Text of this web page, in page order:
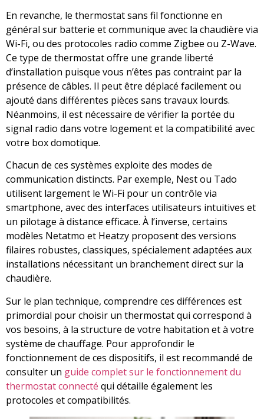
En revanche, le thermostat sans fil fonctionne en
général sur batterie et communique avec la chaudière via
Wi-Fi, ou des protocoles radio comme Zigbee ou Z-Wave.
Ce type de thermostat offre une grande liberté
d’installation puisque vous n’êtes pas contraint par la
présence de câbles. Il peut être déplacé facilement ou
ajouté dans différentes pièces sans travaux lourds.
Néanmoins, il est nécessaire de vérifier la portée du
signal radio dans votre logement et la compatibilité avec
votre box domotique.
Chacun de ces systèmes exploite des modes de
communication distincts. Par exemple, Nest ou Tado
utilisent largement le Wi-Fi pour un contrôle via
smartphone, avec des interfaces utilisateurs intuitives et
un pilotage à distance efficace. À l’inverse, certains
modèles Netatmo et Heatzy proposent des versions
filaires robustes, classiques, spécialement adaptées aux
installations nécessitant un branchement direct sur la
chaudière.
Sur le plan technique, comprendre ces différences est
primordial pour choisir un thermostat qui correspond à
vos besoins, à la structure de votre habitation et à votre
système de chauffage. Pour approfondir le
fonctionnement de ces dispositifs, il est recommandé de
consulter un guide complet sur le fonctionnement du
thermostat connecté qui détaille également les
protocoles et compatibilités.